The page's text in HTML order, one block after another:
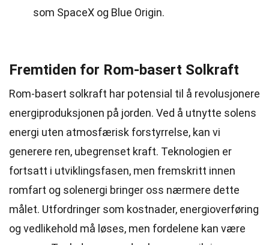
som SpaceX og Blue Origin.
Fremtiden for Rom-basert Solkraft
Rom-basert solkraft har potensial til å revolusjonere
energiproduksjonen på jorden. Ved å utnytte solens
energi uten atmosfærisk forstyrrelse, kan vi
generere ren, ubegrenset kraft. Teknologien er
fortsatt i utviklingsfasen, men fremskritt innen
romfart og solenergi bringer oss nærmere dette
målet. Utfordringer som kostnader, energioverføring
og vedlikehold må løses, men fordelene kan være